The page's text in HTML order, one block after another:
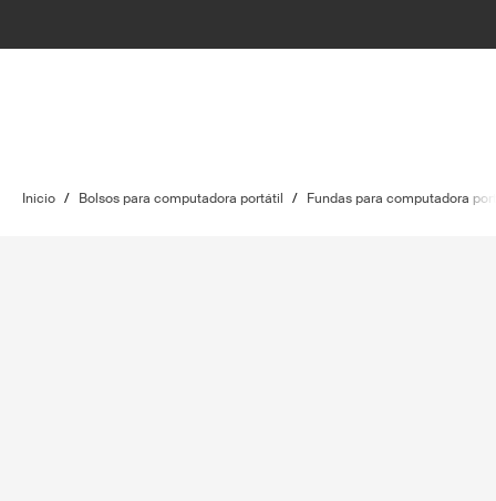
Inicio / Bolsos para computadora portátil / Fundas para computadora